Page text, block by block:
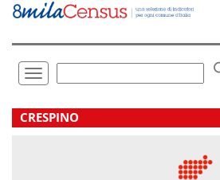
Vai
direttamente
Toggle
navigation
.
CRESPINO